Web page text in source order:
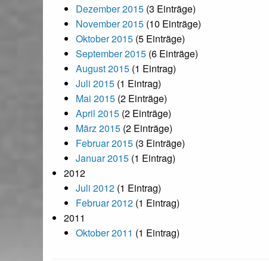
Dezember 2015 (3 Einträge)
November 2015 (10 Einträge)
Oktober 2015 (5 Einträge)
September 2015 (6 Einträge)
August 2015 (1 Eintrag)
Juli 2015 (1 Eintrag)
Mai 2015 (2 Einträge)
April 2015 (2 Einträge)
März 2015 (2 Einträge)
Februar 2015 (3 Einträge)
Januar 2015 (1 Eintrag)
2012
Juli 2012 (1 Eintrag)
Februar 2012 (1 Eintrag)
2011
Oktober 2011 (1 Eintrag)